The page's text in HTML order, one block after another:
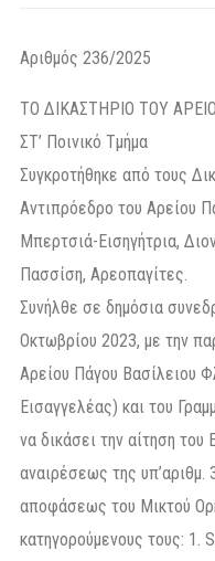
Αριθμός 236/2025
ΤΟ ΔΙΚΑΣΤΗΡΙΟ ΤΟΥ
ΣΤ’ Ποινικό Τμήμα
Συγκροτήθηκε από τους
Αντιπρόεδρο του Αρείου
Μπερτσιά-Εισηγήτρια,
Πασσίση, Αρεοπαγίτες.
Συνήλθε σε δημόσια
Οκτωβρίου 2023, με την
Αρείου Πάγου Βασίλειου
Εισαγγελέας) και του
να δικάσει την αίτηση
αναιρέσεως της
αποφάσεως του Μικτού
κατηγορούμενους τους: 1.